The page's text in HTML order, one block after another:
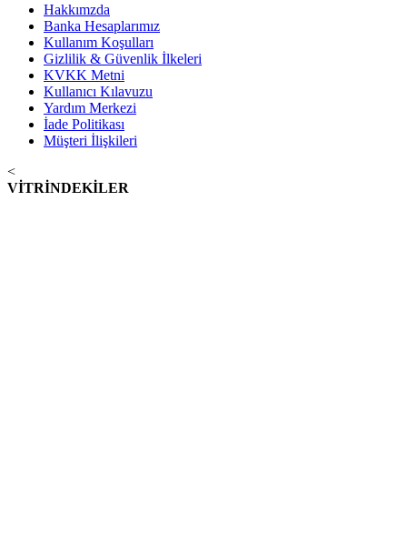
Hakkımzda
Banka Hesaplarımız
Kullanım Koşulları
Gizlilik & Güvenlik İlkeleri
KVKK Metni
Kullanıcı Kılavuzu
Yardım Merkezi
İade Politikası
Müşteri İlişkileri
<
VİTRİNDEKİLER